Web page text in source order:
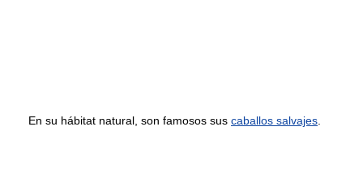
En su hábitat natural, son famosos sus caballos salvajes